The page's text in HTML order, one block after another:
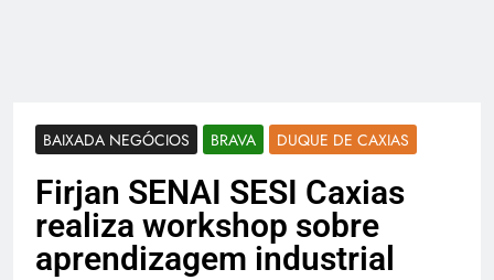
BAIXADA NEGÓCIOS BRAVA DUQUE DE CAXIAS
Firjan SENAI SESI Caxias
realiza workshop sobre
aprendizagem industrial